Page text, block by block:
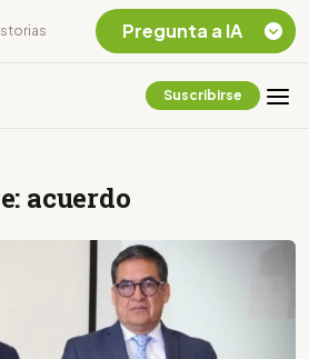
Suscribirse
acuerdo
Pregunta a IA
Amazonia Ecuatoriana
¿En que consiste la
tasa minera que rige en
Ecuador?